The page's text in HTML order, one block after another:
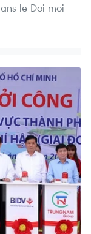
le Doi moi